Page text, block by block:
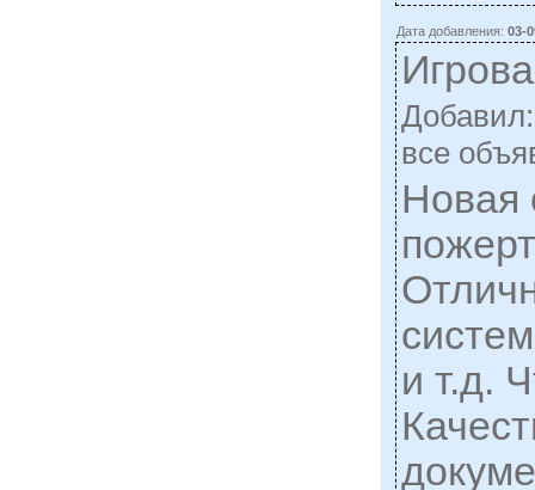
Дата добавления: 03-
все
Новая
и т.д.